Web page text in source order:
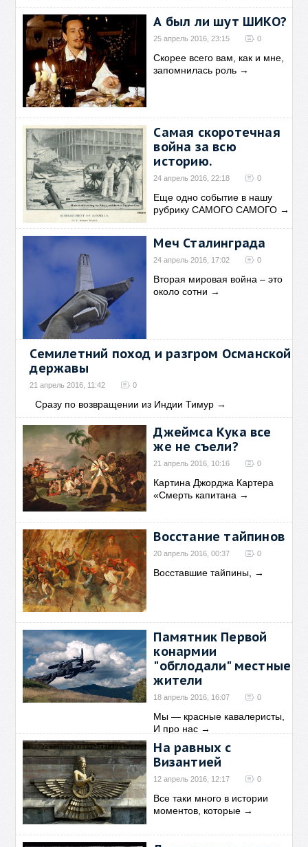
А был ли шут ШИКО?
25 апрель 2016, 23:15 0
Скорее всего вам, как и мне,
запомнилась роль →
Самая скоротечная
война за всю
историю.
24 апрель 2016, 22:18 0
Еще одно событие в нашу
рубрику САМОГО САМОГО →
Меч Сталинграда
24 апрель 2016, 17:02 0
Вторая мировая война – это
около сотни →
Семилетний поход и разгром Османской
державы
21 апрель 2016, 11:42 0
Сразу по возвращении из Индии Тимур →
Джеймса Кука все
же не съели?
21 апрель 2016, 10:16 0
Картина Джорджа Картера
«Смерть капитана →
Восстание тайпинов
20 апрель 2016, 00:37 0
Восставшие тайпины, →
Памятник Первой
конармии
"обглодали" местные
жители
18 апрель 2016, 16:07 0
Мы — красные кавалеристы,
И про нас →
На равных с
Византией
12 апрель 2016, 12:17 0
Все таки много в истории
моментов, которые →